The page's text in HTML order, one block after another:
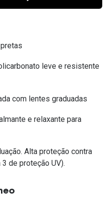
leve e resistente
com lentes graduadas
e relaxante para
Alta proteção contra
de proteção UV).